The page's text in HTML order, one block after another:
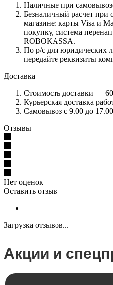
Наличные при
Безналичный расчет при
магазине: карты Visa и
покупку, система
ROBOKASSA.
По р/c для юридических
передайте реквизиты
Доставка
Стоимость доставки —
Курьерская доставка
Самовывоз с 9.00 до 17.00
Отзывы
Нет оценок
Оставить отзыв
Загрузка отзывов...
Акции и